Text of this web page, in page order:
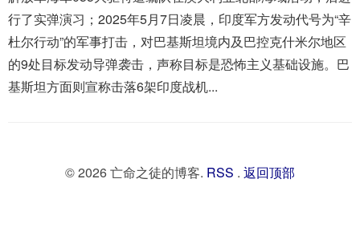
行了实弹演习；2025年5月7日凌晨，印度军方发动代号为“辛
杜尔行动”的军事打击，对巴基斯坦境内及巴控克什米尔地区
的9处目标发动导弹袭击，声称目标是恐怖主义基础设施。巴
基斯坦方面则宣称击落6架印度战机...
© 2026 亡命之徒的博客. RSS . 返回顶部